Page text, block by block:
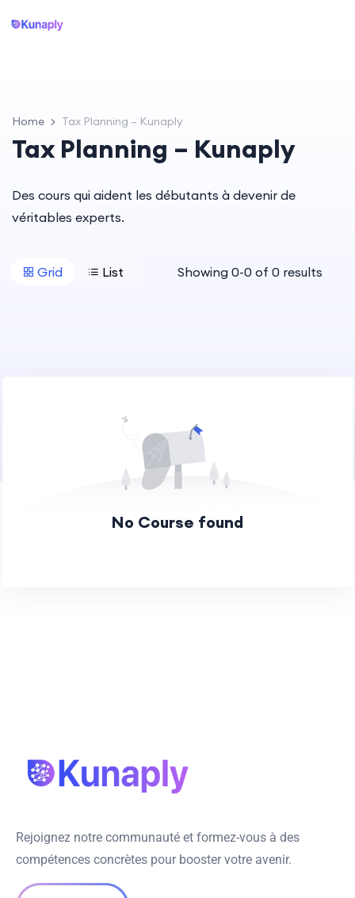
Home Tax Planning – Kunaply
Tax Planning – Kunaply
Des cours qui aident les débutants à devenir de
véritables experts.
Grid List Showing 0-0 of 0 results
No Course found
Rejoignez notre communauté et formez-vous à des
compétences concrètes pour booster votre avenir.